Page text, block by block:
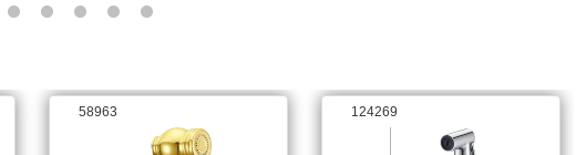
58963 124269